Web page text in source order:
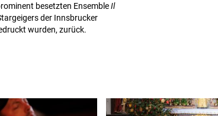
besetzten EnsembleIl
der Innsbrucker
wurden, zurück.